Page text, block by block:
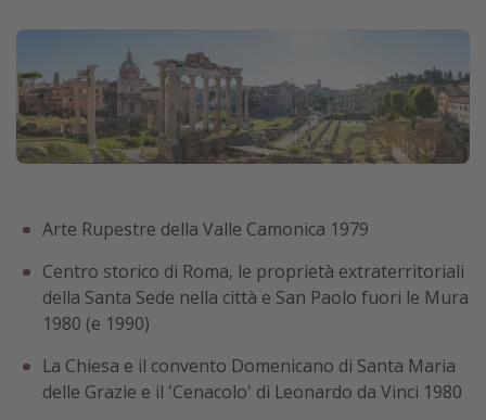
Arte Rupestre della Valle Camonica 1979
Centro storico di Roma, le proprietà extraterritoriali
della Santa Sede nella città e San Paolo fuori le Mura
1980 (e 1990)
La Chiesa e il convento Domenicano di Santa Maria
delle Grazie e il 'Cenacolo' di Leonardo da Vinci 1980